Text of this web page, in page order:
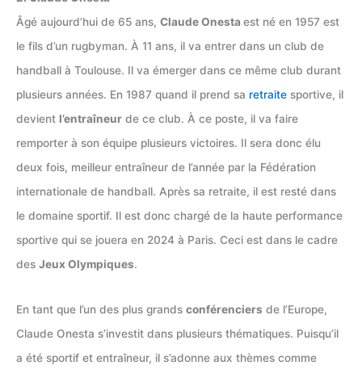
Âgé aujourd’hui de 65 ans, Claude Onesta est né en 1957 est
le fils d’un rugbyman. À 11 ans, il va entrer dans un club de
handball à Toulouse. Il va émerger dans ce même club durant
plusieurs années. En 1987 quand il prend sa retraite sportive, il
devient l’entraîneur de ce club. À ce poste, il va faire
remporter à son équipe plusieurs victoires. Il sera donc élu
deux fois, meilleur entraîneur de l’année par la Fédération
internationale de handball. Après sa retraite, il est resté dans
le domaine sportif. Il est donc chargé de la haute performance
sportive qui se jouera en 2024 à Paris. Ceci est dans le cadre
des Jeux Olympiques.
En tant que l’un des plus grands conférenciers de l’Europe,
Claude Onesta s’investit dans plusieurs thématiques. Puisqu’il
a été sportif et entraîneur, il s’adonne aux thèmes comme